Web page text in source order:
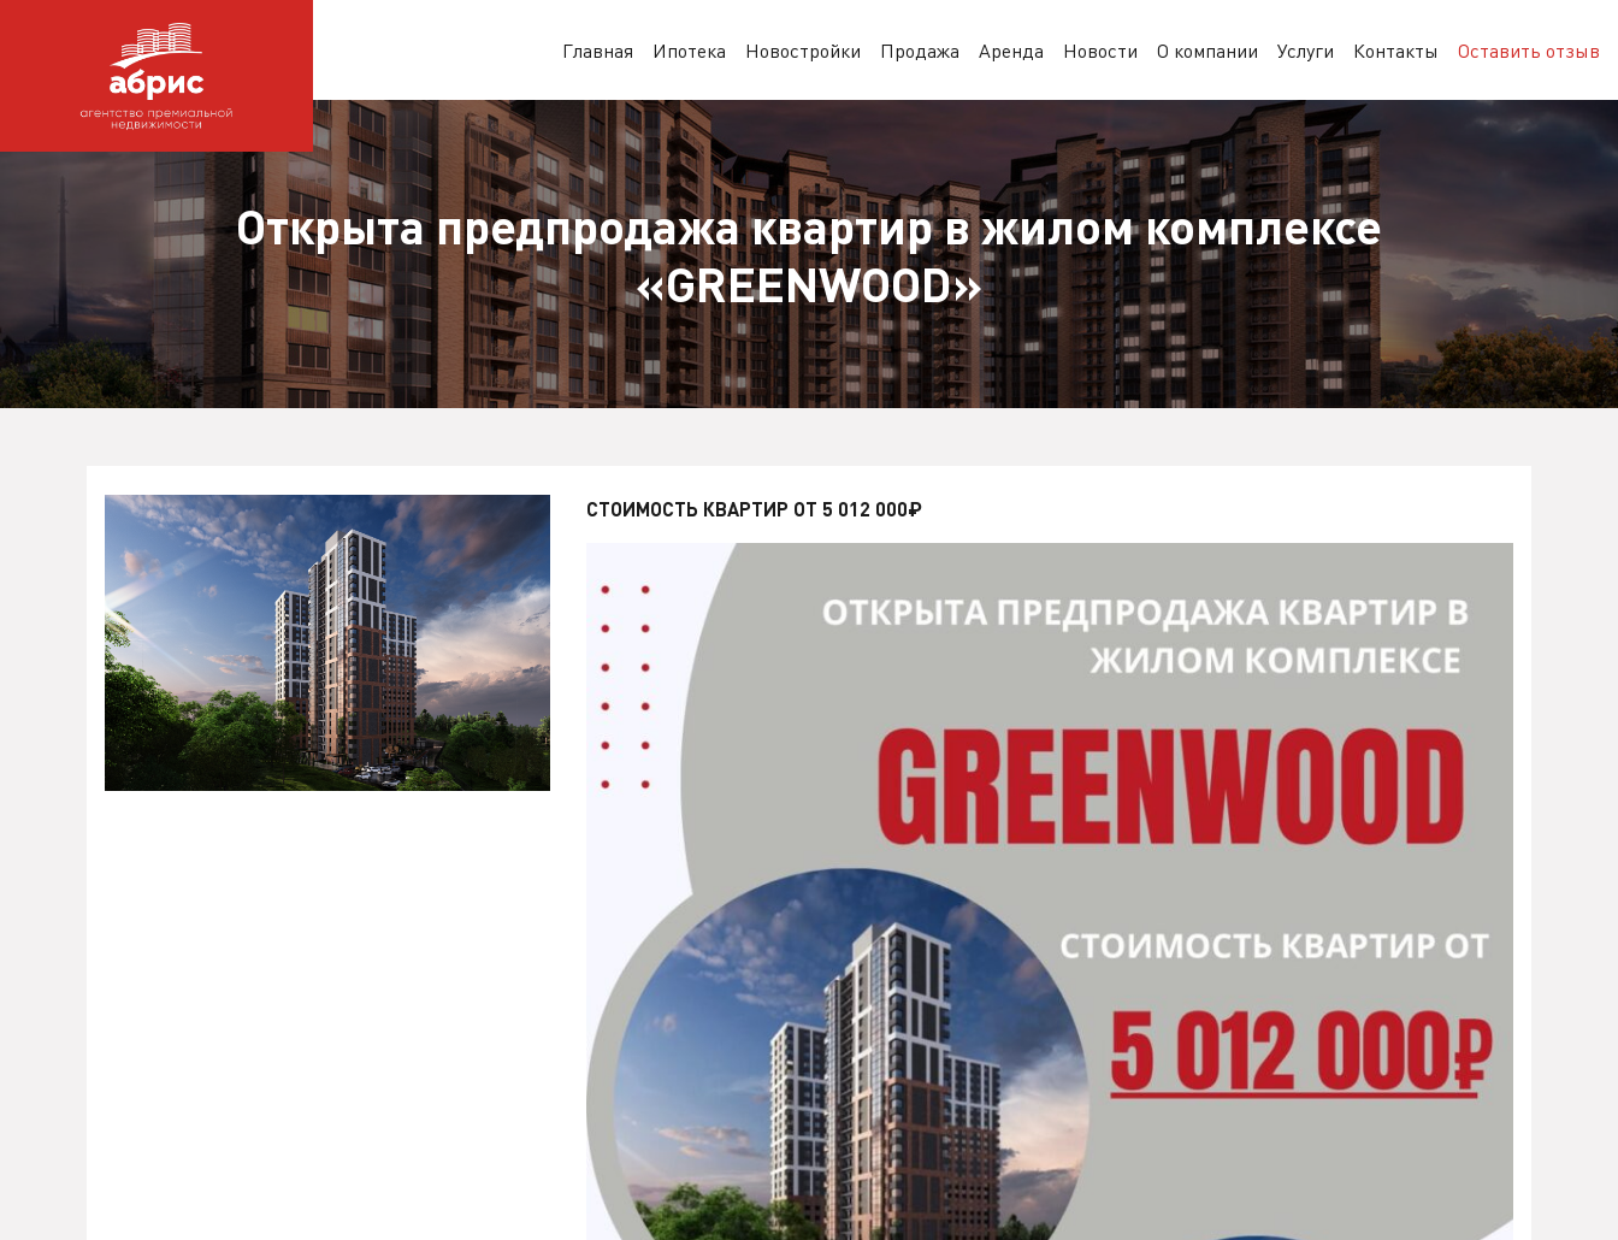
Главная Ипотека Новостройки Продажа Аренда Новости О компании Услуги Контакты Оставить отзыв
Открыта предпродажа квартир в жилом комплексе
«GREENWOOD»
СТОИМОСТЬ КВАРТИР ОТ 5 012 000₽